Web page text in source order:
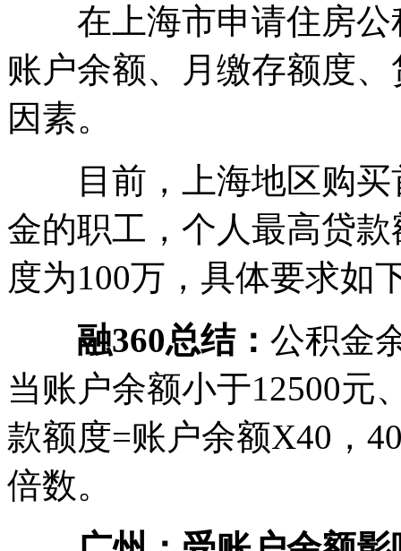
在上海市申请住房公
账户余额、月缴存额度
因素。
目前，上海地区购买
金的职工，个人最高贷
度为100万，具体要求如
融360总结： 公积金
当账户余额小于12500元
款额度=账户余额X40，
倍数。